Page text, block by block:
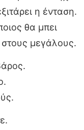
η ένταση.
θα μπει
στους μεγάλους.